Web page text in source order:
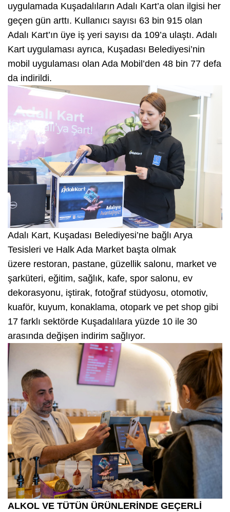
uygulamada Kuşadalıların Adalı Kart’a olan ilgisi her
geçen gün arttı. Kullanıcı sayısı 63 bin 915 olan
Adalı Kart’ın üye iş yeri sayısı da 109’a ulaştı. Adalı
Kart uygulaması ayrıca, Kuşadası Belediyesi’nin
mobil uygulaması olan Ada Mobil’den 48 bin 77 defa
da indirildi.
Adalı Kart, Kuşadası Belediyesi’ne bağlı Arya
Tesisleri ve Halk Ada Market başta olmak
üzere restoran, pastane, güzellik salonu, market ve
şarküteri, eğitim, sağlık, kafe, spor salonu, ev
dekorasyonu, iştirak, fotoğraf stüdyosu, otomotiv,
kuaför, kuyum, konaklama, otopark ve pet shop gibi
17 farklı sektörde Kuşadalılara yüzde 10 ile 30
arasında değişen indirim sağlıyor.
ALKOL VE TÜTÜN ÜRÜNLERİNDE GEÇERLİ